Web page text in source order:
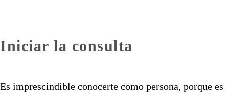
Iniciar la consulta
Es imprescindible conocerte como persona, porque es